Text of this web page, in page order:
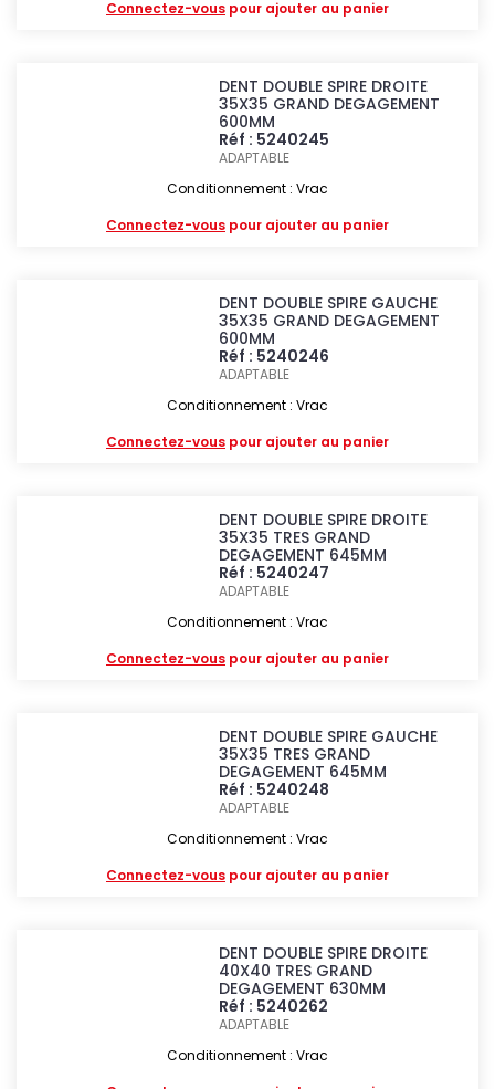
Connectez-vous pour ajouter au panier
DENT DOUBLE SPIRE DROITE
35X35 GRAND DEGAGEMENT
600MM
Réf : 5240245
ADAPTABLE
Conditionnement : Vrac
Connectez-vous pour ajouter au panier
DENT DOUBLE SPIRE GAUCHE
35X35 GRAND DEGAGEMENT
600MM
Réf : 5240246
ADAPTABLE
Conditionnement : Vrac
Connectez-vous pour ajouter au panier
DENT DOUBLE SPIRE DROITE
35X35 TRES GRAND
DEGAGEMENT 645MM
Réf : 5240247
ADAPTABLE
Conditionnement : Vrac
Connectez-vous pour ajouter au panier
DENT DOUBLE SPIRE GAUCHE
35X35 TRES GRAND
DEGAGEMENT 645MM
Réf : 5240248
ADAPTABLE
Conditionnement : Vrac
Connectez-vous pour ajouter au panier
DENT DOUBLE SPIRE DROITE
40X40 TRES GRAND
DEGAGEMENT 630MM
Réf : 5240262
ADAPTABLE
Conditionnement : Vrac